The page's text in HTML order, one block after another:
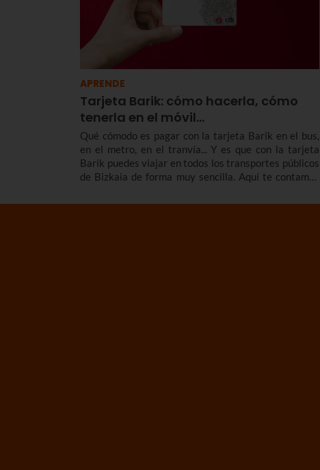
APRENDE
Tarjeta Barik: cómo hacerla, cómo
tenerla en el móvil...
Qué cómodo es pagar con la tarjeta Barik en el bus,
en el metro, en el tranvía... Y es que con la tarjeta
Barik puedes viajar en todos los transportes públicos
de Bizkaia de forma muy sencilla. Aquí te contamos
hay, cómo tener la tarjeta Barik en el móvil, opciones